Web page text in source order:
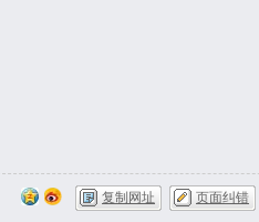
复制网址 页面纠错